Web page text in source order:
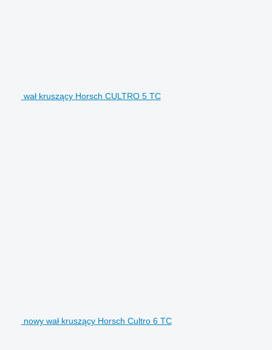
wał kruszący Horsch CULTRO 5 TC
nowy wał kruszący Horsch Cultro 6 TC